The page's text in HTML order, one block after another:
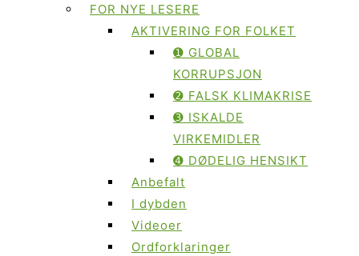
FOR NYE LESERE
AKTIVERING FOR FOLKET
➊ GLOBAL
KORRUPSJON
➋ FALSK KLIMAKRISE
➌ ISKALDE
VIRKEMIDLER
➍ DØDELIG HENSIKT
Anbefalt
I dybden
Videoer
Ordforklaringer